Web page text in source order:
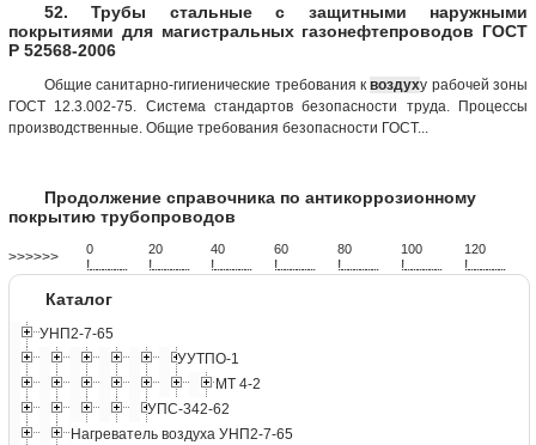
52. Трубы стальные с защитными наружными
покрытиями для магистральных газонефтепроводов ГОСТ
Р 52568-2006
Общие санитарно-гигиенические требования квоздуху рабочей зоны
ГОСТ 12.3.002-75. Система стандартов безопасности труда. Процессы
производственные. Общие требования безопасности ГОСТ...
Продолжение справочника по антикоррозионному
покрытию трубопроводов
>>>>>> 0
!...................
20
!...................
40
!...................
60
!...................
80
!...................
100
!...................
120
!...................
Каталог
УНП2-7-65
УУТПО-1
МТ 4-2
УПС-342-62
Нагреватель воздуха УНП2-7-65